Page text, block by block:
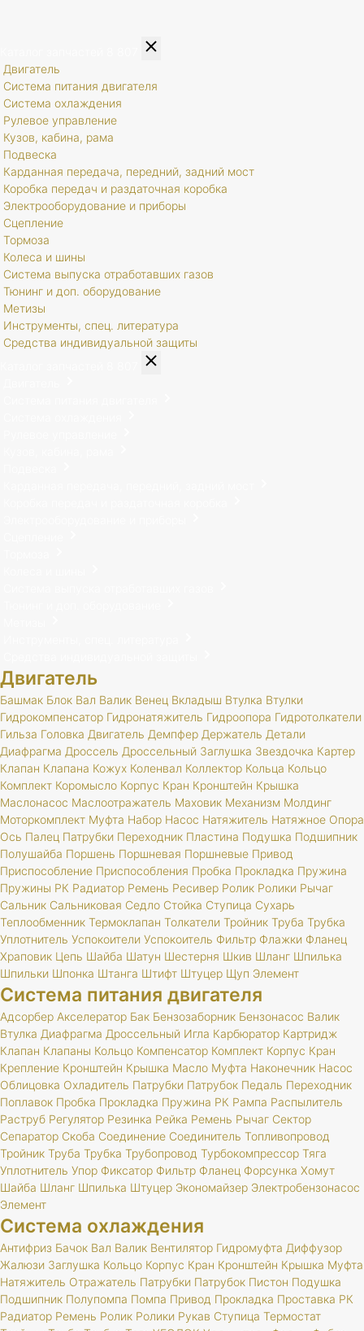
Двигатель
Система питания двигателя
Система охлаждения
Рулевое управление
Кузов, кабина, рама
Подвеска
Карданная передача, передний, задний мост
Коробка передач и раздаточная коробка
Электрооборудование и приборы
Сцепление
Тормоза
Колеса и шины
Система выпуска отработавших газов
Тюнинг и доп. оборудование
Метизы
Инструменты, спец. литература
Средства индивидуальной защиты
Двигатель
Башмак Блок Вал Валик Венец Вкладыш Втулка Втулки
Гидрокомпенсатор Гидронатяжитель Гидроопора Гидротолкатели
Гильза Головка Двигатель Демпфер Держатель Детали
Диафрагма Дроссель Дроссельный Заглушка Звездочка Картер
Клапан Клапана Кожух Коленвал Коллектор Кольца Кольцо
Комплект Коромысло Корпус Кран Кронштейн Крышка
Маслонасос Маслоотражатель Маховик Механизм Молдинг
Моторкомплект Муфта Набор Насос Натяжитель Натяжное Опора
Ось Палец Патрубки Переходник Пластина Подушка Подшипник
Полушайба Поршень Поршневая Поршневые Привод
Приспособление Приспособления Пробка Прокладка Пружина
Пружины РК Радиатор Ремень Ресивер Ролик Ролики Рычаг
Сальник Сальниковая Седло Стойка Ступица Сухарь
Теплообменник Термоклапан Толкатели Тройник Труба Трубка
Уплотнитель Успокоители Успокоитель Фильтр Флажки Фланец
Храповик Цепь Шайба Шатун Шестерня Шкив Шланг Шпилька
Шпильки Шпонка Штанга Штифт Штуцер Щуп Элемент
Система питания двигателя
Адсорбер Акселератор Бак Бензозаборник Бензонасос Валик
Втулка Диафрагма Дроссельный Игла Карбюратор Картридж
Клапан Клапаны Кольцо Компенсатор Комплект Корпус Кран
Крепление Кронштейн Крышка Масло Муфта Наконечник Насос
Облицовка Охладитель Патрубки Патрубок Педаль Переходник
Поплавок Пробка Прокладка Пружина РК Рампа Распылитель
Раструб Регулятор Резинка Рейка Ремень Рычаг Сектор
Сепаратор Скоба Соединение Соединитель Топливопровод
Тройник Труба Трубка Трубопровод Турбокомпрессор Тяга
Уплотнитель Упор Фиксатор Фильтр Фланец Форсунка Хомут
Шайба Шланг Шпилька Штуцер Экономайзер Электробензонасос
Элемент
Система охлаждения
Антифриз Бачок Вал Валик Вентилятор Гидромуфта Диффузор
Жалюзи Заглушка Кольцо Корпус Кран Кронштейн Крышка Муфта
Натяжитель Отражатель Патрубки Патрубок Пистон Подушка
Подшипник Полупомпа Помпа Привод Прокладка Проставка РК
Радиатор Ремень Ролик Ролики Рукав Ступица Термостат